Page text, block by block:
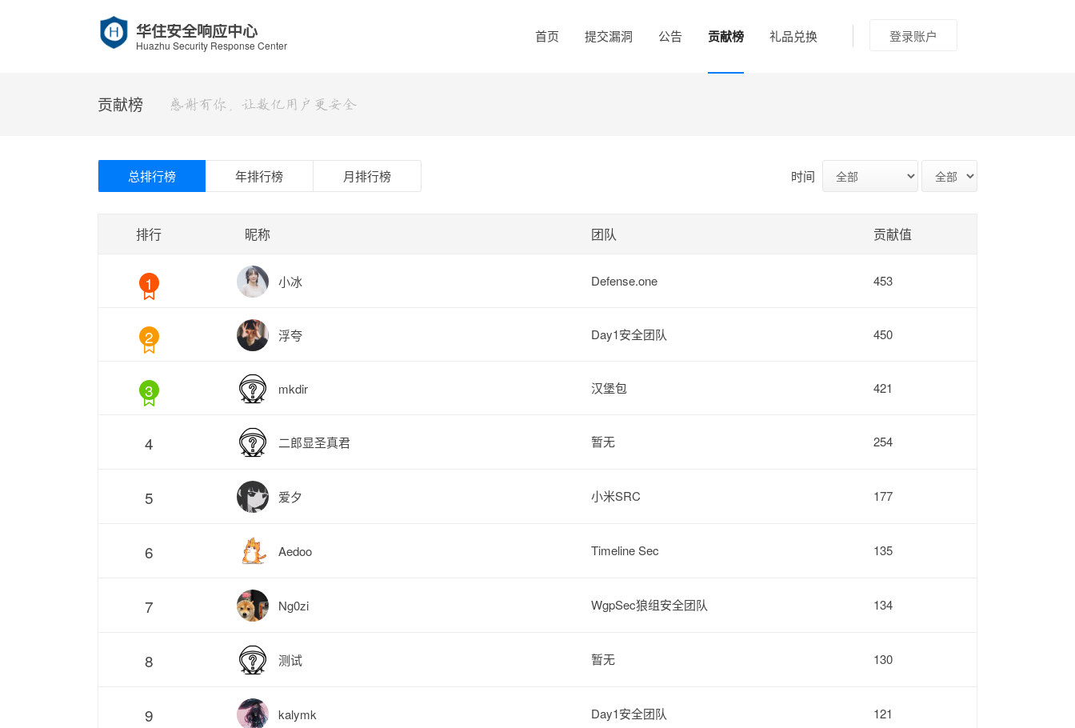
华住安全响应中心
Huazhu Security Response Center
登录账户
首页 提交漏洞 公告 贡献榜 礼品兑换
贡献榜
总排行榜 年排行榜 月排行榜 时间
排行 昵称 团队 贡献值
1 小冰 Defense.one 453
2 浮夸 Day1安全团队 450
3 mkdir 汉堡包 421
4 二郎显圣真君 暂无 254
5 爱夕 小米SRC 177
6 Aedoo Timeline Sec 135
7 Ng0zi WgpSec狼组安全团队 134
8 测试 暂无 130
9 kalymk Day1安全团队 121